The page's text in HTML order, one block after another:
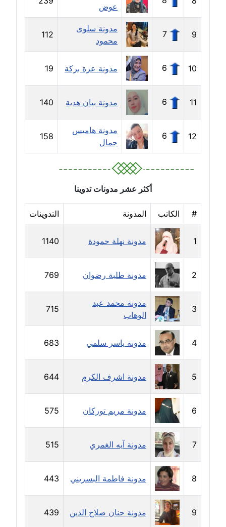
مدونة جهاد عبد الحميد
عاملة
مدونة جهاد غازي
عاملة
مدونة جواد الحربي
عاملة
مدونة جيهان عفيفي
عاملة
مدونة جيهان عوض
عاملة
مدونة حاتم سلامة
عاملة
مدونة حجازي يونس
عاملة
مدونة حسن رجب
عاملة
مدونة حسن غريب
معلق
مدونة حسن محي الدين
متوفي
مدونة حسين العلي
عاملة
مدونة حسين درمشاكي
عاملة
مدونة حلا عادل
عاملة
مدونة حنان الهواري
عاملة
عوض
9
7
مدونة سلوى
محمود
112
10
6 مدونة عزة بركة 19
11
6 مدونة بيان هدية 140
12
6
مدونة هاميس
جمال
158
أكثر عشر مدونات تدوينا
# الكاتب المدونة التدوينات
1 مدونة نهلة حمودة 1140
2 مدونة طلبة رضوان 769
3
مدونة محمد عبد
الوهاب
715
4 مدونة ياسر سلمي 683
5 مدونة اشرف الكرم 644
6 مدونة مريم توركان 575
7 مدونة آيه الغمري 515
8 مدونة فاطمة البسريني 443
9 مدونة حنان صلاح الدين 439